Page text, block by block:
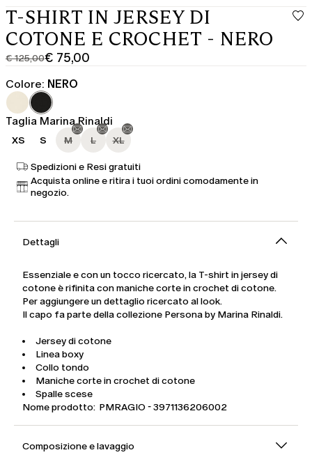
T-SHIRT IN JERSEY DI
COTONE E CROCHET - NERO
€ 125,00
Prezzo
originale
€
125,00
€ 75,00
Prezzo
corrente
€
75,00
Colore: NERO
Taglia Marina Rinaldi
XS S M L XL
Spedizioni e Resi gratuiti
Acquista online e ritira i tuoi ordini comodamente in
negozio.
Dettagli
Essenziale e con un tocco ricercato, la T-shirt in jersey di
cotone è rifinita con maniche corte in crochet di cotone.
Per aggiungere un dettaglio ricercato al look.
Il capo fa parte della collezione Persona by Marina Rinaldi.
Jersey di cotone
Linea boxy
Collo tondo
Maniche corte in crochet di cotone
Spalle scese
Nome prodotto: PMRAGIO - 3971136206002
Composizione e lavaggio